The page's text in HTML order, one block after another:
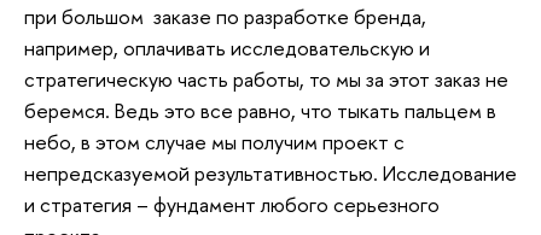
при большом заказе по разработке бренда,
например, оплачивать исследовательскую и
стратегическую часть работы, то мы за этот заказ не
беремся. Ведь это все равно, что тыкать пальцем в
небо, в этом случае мы получим проект с
непредсказуемой результативностью. Исследование
и стратегия – фундамент любого серьезного